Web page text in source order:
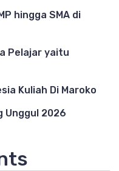
hingga SMA di
Pelajar yaitu
Kuliah Di Maroko
Unggul 2026